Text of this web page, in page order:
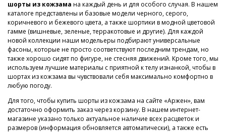
шорты из кожзама на каждый день и для особого случая. В нашем
каталоге представлены и базовые модели черного, серого,
коричневого и бежевого цвета, а также шортики в модной цветовой
гамме (вишневые, зеленые, терракотовые и другие). Для каждой
новой коллекции наши модельеры подбирают универсальные
фасоны, которые не просто соответствуют последним трендам, но
также хорошо сидят по фигуре, не стесняя движений. Кроме того, мы
используем лучшие материалы с приятной к телу изнанкой, чтобы в
шортах из кожзама вы чувствовали себя максимально комфортно в
любую погоду.
Для того, чтобы купить шорты из кожзама на сайте «Аржен», вам
достаточно оформить заказ через корзину. В нашем интернет-
магазине указано только актуальное наличие всех расцветок и
размеров (информация обновляется автоматически), а также есть